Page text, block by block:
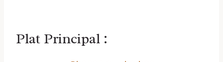
Plat Principal :